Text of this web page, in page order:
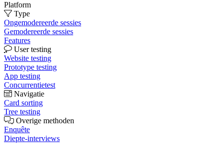
Platform
Type
Ongemodereerde sessies
Gemodereerde sessies
Features
User testing
Website testing
Prototype testing
App testing
Concurrentietest
Navigatie
Card sorting
Tree testing
Overige methoden
Enquête
Diepte-interviews